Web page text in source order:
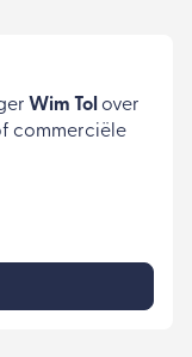
Wim Tol over
commerciële